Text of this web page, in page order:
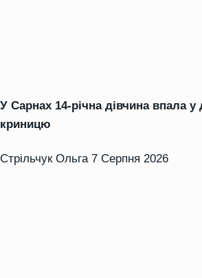
У Сарнах 14-річна дівчина впала у
криницю
Стрільчук Ольга 7 Серпня 2026